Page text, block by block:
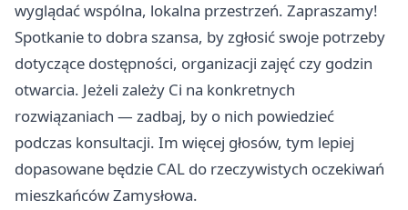
wyglądać wspólna, lokalna przestrzeń. Zapraszamy!
Spotkanie to dobra szansa, by zgłosić swoje potrzeby
dotyczące dostępności, organizacji zajęć czy godzin
otwarcia. Jeżeli zależy Ci na konkretnych
rozwiązaniach — zadbaj, by o nich powiedzieć
podczas konsultacji. Im więcej głosów, tym lepiej
dopasowane będzie CAL do rzeczywistych oczekiwań
mieszkańców Zamysłowa.